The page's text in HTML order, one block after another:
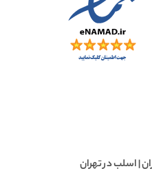
| اسلب در تهران